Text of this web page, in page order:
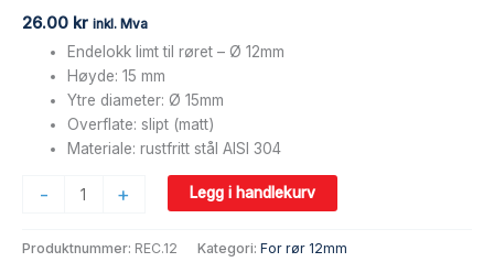
26.00 kr inkl. Mva
Endelokk limt til røret – Ø 12mm
Høyde: 15 mm
Ytre diameter: Ø 15mm
Overflate: slipt (matt)
Materiale: rustfritt stål AISI 304
- + Legg i handlekurv
Produktnummer: REC.12 Kategori: For rør 12mm